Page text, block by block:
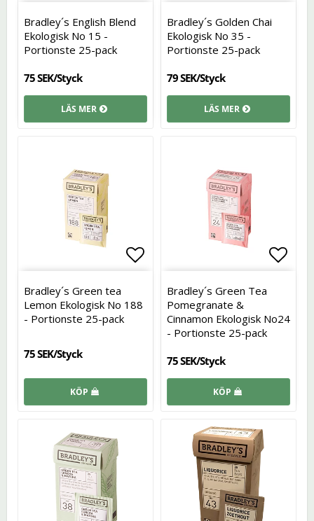
Lägg till i favoritlistan
Bradley´s English Blend
Ekologisk No 15 -
Portionste 25-pack
75 SEK/Styck
LÄS MER
Bradley´s Golden Chai
Ekologisk No 35 -
Portionste 25-pack
79 SEK/Styck
LÄS MER
Lägg till i favoritlistan
Bradley´s Green tea
Lemon Ekologisk No 188
- Portionste 25-pack
75 SEK/Styck
KÖP
Bradley´s Green Tea
Pomegranate &
Cinnamon Ekologisk No24
- Portionste 25-pack
75 SEK/Styck
KÖP